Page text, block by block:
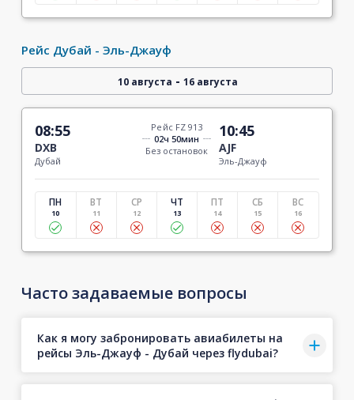
Рейс Дубай - Эль-Джауф
10 августа - 16 августа
08:55
DXB
Дубай
Рейс FZ 913
02ч 50мин
Без остановок
10:45
AJF
Эль-Джауф
ПН
10
ВТ
11
СР
12
ЧТ
13
ПТ
14
СБ
15
ВС
16
Часто задаваемые вопросы
Как я могу забронировать авиабилеты на
рейсы Эль-Джауф - Дубай через flydubai?